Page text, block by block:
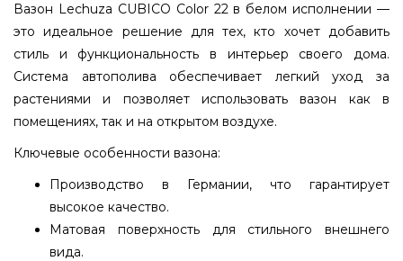
Вазон Lechuza CUBICO Color 22 в белом исполнении —
это идеальное решение для тех, кто хочет добавить
стиль и функциональность в интерьер своего дома.
Система автополива обеспечивает легкий уход за
растениями и позволяет использовать вазон как в
помещениях, так и на открытом воздухе.
Ключевые особенности вазона:
Производство в Германии, что гарантирует
высокое качество.
Матовая поверхность для стильного внешнего
вида.